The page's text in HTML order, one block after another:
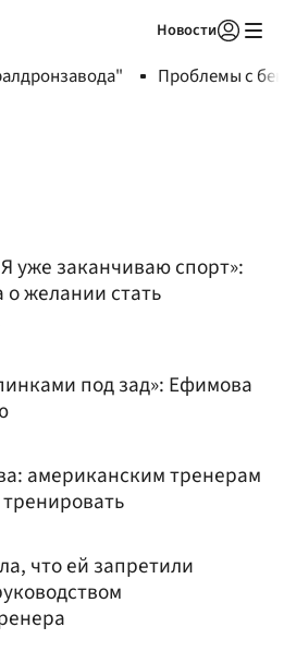
Новости
Проблемы с
уже заканчиваю спорт»:
желании стать
под зад»: Ефимова
американским тренерам
что ей запретили